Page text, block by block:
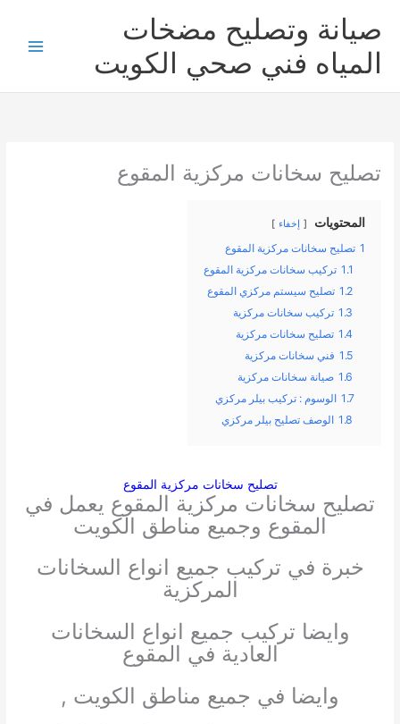
المحتوى
صيانة وتصليح مضخات
المياه فني صحي الكويت
تصليح سخانات مركزية المقوع
المحتويات إخفاء
1 تصليح سخانات مركزية المقوع
1.1 تركيب سخانات مركزية المقوع
1.2 تصليح سيستم مركزي المقوع
1.3 تركيب سخانات مركزية
1.4 تصليح سخانات مركزية
1.5 فني سخانات مركزية
1.6 صيانة سخانات مركزية
1.7 الوسوم : تركيب بيلر مركزي
1.8 الوصف تصليح بيلر مركزي
تصليح سخانات مركزية المقوع
تصليح سخانات مركزية المقوع يعمل في
المقوع وجميع مناطق الكويت
خبرة في تركيب جميع انواع السخانات
المركزية
وايضا تركيب جميع انواع السخانات
العادية في المقوع
وايضا في جميع مناطق الكويت ,